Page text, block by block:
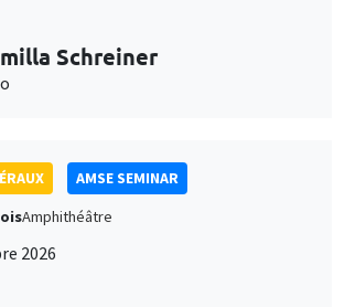
Schreiner
AMSE SEMINAR
Amphithéâtre
2026